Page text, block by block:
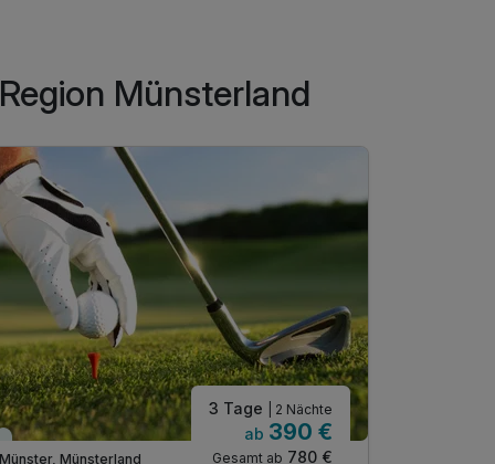
Münsterland
Viele Termine frei
Münster, Münsterland
3 Tage | 2 Nächte
ab 390 €
Gesamt ab 780 €